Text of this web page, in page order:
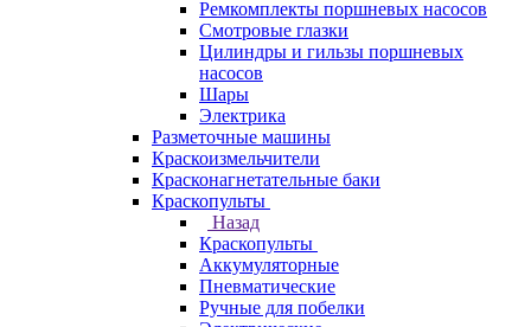
Ремкомплекты поршневых насосов
Смотровые глазки
Цилиндры и гильзы поршневых
насосов
Шары
Электрика
Разметочные машины
Краскоизмельчители
Красконагнетательные баки
Краскопульты
Назад
Краскопульты
Аккумуляторные
Пневматические
Ручные для побелки